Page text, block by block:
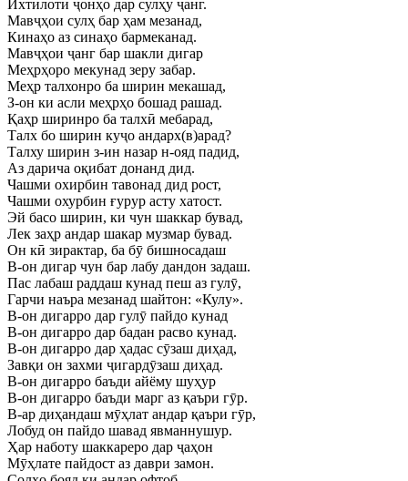
Ихтилоти ҷонҳо дар сулҳу ҷанг.
Мавҷҳои сулҳ бар ҳам мезанад,
Кинаҳо аз синаҳо бармеканад.
Мавҷҳои ҷанг бар шакли дигар
Меҳрҳоро мекунад зеру забар.
Меҳр талхонро ба ширин мекашад,
З-он ки асли меҳрҳо бошад рашад.
Қаҳр ширинро ба талхӣ мебарад,
Талх бо ширин куҷо андарх(в)арад?
Талху ширин з-ин назар н-ояд падид,
Аз дарича оқибат донанд дид.
Чашми охирбин тавонад дид рост,
Чашми охурбин ғурур асту хатост.
Эй басо ширин, ки чун шаккар бувад,
Лек заҳр андар шакар музмар бувад.
Он кӣ зирактар, ба бӯ бишносадаш
В-он дигар чун бар лабу дандон задаш.
Пас лабаш раддаш кунад пеш аз гулӯ,
Гарчи наъра мезанад шайтон: «Кулу».
В-он дигарро дар гулӯ пайдо кунад
В-он дигарро дар бадан расво кунад.
В-он дигарро дар ҳадас сӯзаш диҳад,
Завқи он захми ҷигардӯзаш диҳад.
В-он дигарро баъди айёму шуҳур
В-он дигарро баъди марг аз қаъри гӯр.
В-ар диҳандаш мӯҳлат андар қаъри гӯр,
Лобуд он пайдо шавад явманнушур.
Ҳар наботу шаккареро дар ҷаҳон
Мӯҳлате пайдост аз даври замон.